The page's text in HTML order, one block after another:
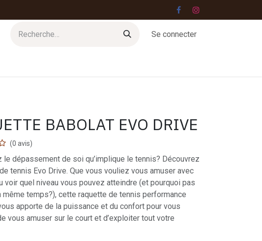
Se connecter
BABOLAT EVO DRIVE
(0 avis)
le dépassement de soi qu’implique le tennis? Découvrez
tennis Evo Drive. Que vous vouliez vous amuser avec
voir quel niveau vous pouvez atteindre (et pourquoi pas
même temps?), cette raquette de tennis performance
apporte de la puissance et du confort pour vous
vous amuser sur le court et d’exploiter tout votre